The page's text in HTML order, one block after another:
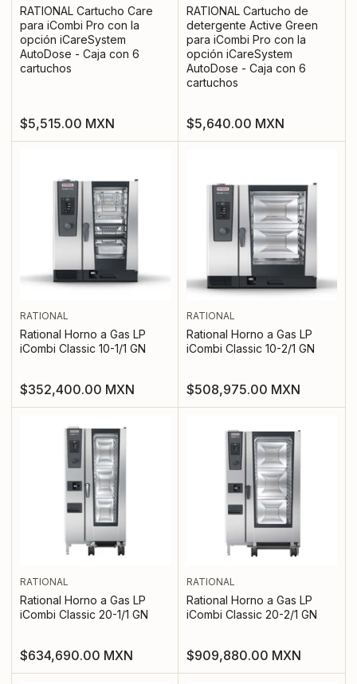
RATIONAL Cartucho Care
para iCombi Pro con la
opción iCareSystem
AutoDose - Caja con 6
cartuchos
Precio
regular
$5,515.00 MXN
RATIONAL Cartucho de
detergente Active Green
para iCombi Pro con la
opción iCareSystem
AutoDose - Caja con 6
cartuchos
Precio
regular
$5,640.00 MXN
RATIONAL
Rational Horno a Gas LP
iCombi Classic 10-1/1 GN
Precio
regular
$352,400.00 MXN
RATIONAL
Rational Horno a Gas LP
iCombi Classic 10-2/1 GN
Precio
regular
$508,975.00 MXN
RATIONAL
Rational Horno a Gas LP
iCombi Classic 20-1/1 GN
Precio
regular
$634,690.00 MXN
RATIONAL
Rational Horno a Gas LP
iCombi Classic 20-2/1 GN
Precio
regular
$909,880.00 MXN